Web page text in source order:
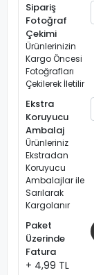
Sipariş
Fotoğraf
Çekimi
Ürünlerinizin
Kargo Öncesi
Fotoğrafları
Çekilerek İletilir
Ekstra
Koruyucu
Ambalaj
Ürünleriniz
Ekstradan
Koruyucu
Ambalajlar ile
Sarılarak
Kargolanır
Paket
Üzerinde
Fatura
+ 4,99 TL